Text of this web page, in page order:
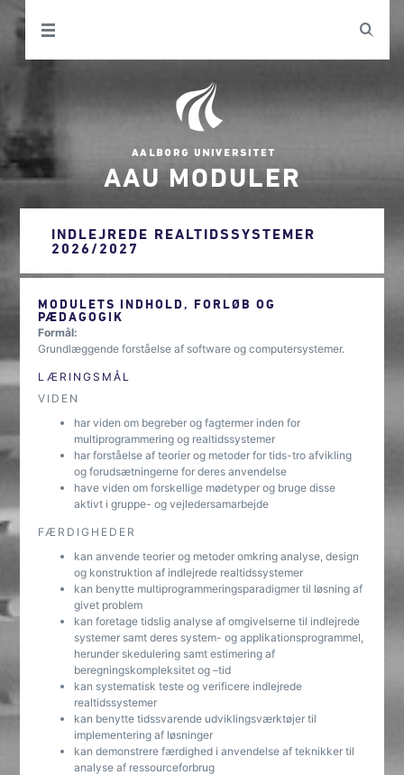
AAU MODULER
INDLEJREDE REALTIDSSYSTEMER
2026/2027
MODULETS INDHOLD, FORLØB OG
PÆDAGOGIK
Formål:
Grundlæggende forståelse af software og computersystemer.
LÆRINGSMÅL
VIDEN
har viden om begreber og fagtermer inden for
multiprogrammering og realtidssystemer
har forståelse af teorier og metoder for tids-tro afvikling
og forudsætningerne for deres anvendelse
have viden om forskellige mødetyper og bruge disse
aktivt i gruppe- og vejledersamarbejde
FÆRDIGHEDER
kan anvende teorier og metoder omkring analyse, design
og konstruktion af indlejrede realtidssystemer
kan benytte multiprogrammeringsparadigmer til løsning af
givet problem
kan foretage tidslig analyse af omgivelserne til indlejrede
systemer samt deres system- og applikationsprogrammel,
herunder skedulering samt estimering af
beregningskompleksitet og –tid
kan systematisk teste og verificere indlejrede
realtidssystemer
kan benytte tidssvarende udviklingsværktøjer til
implementering af løsninger
kan demonstrere færdighed i anvendelse af teknikker til
analyse af ressourceforbrug